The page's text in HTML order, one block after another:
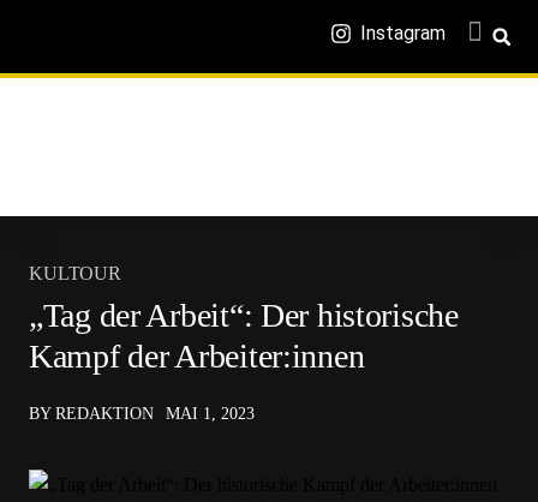
Instagram
KULTOUR
„Tag der Arbeit“: Der historische
Kampf der Arbeiter:innen
BY REDAKTION MAI 1, 2023